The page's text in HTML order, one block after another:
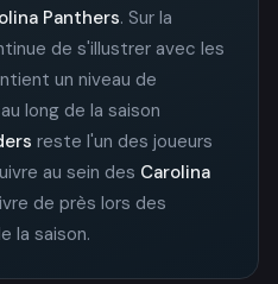
Panthers. Sur la
de s'illustrer avec les
un niveau de
long de la saison
reste l'un des joueurs
au sein des Carolina
de près lors des
la saison.